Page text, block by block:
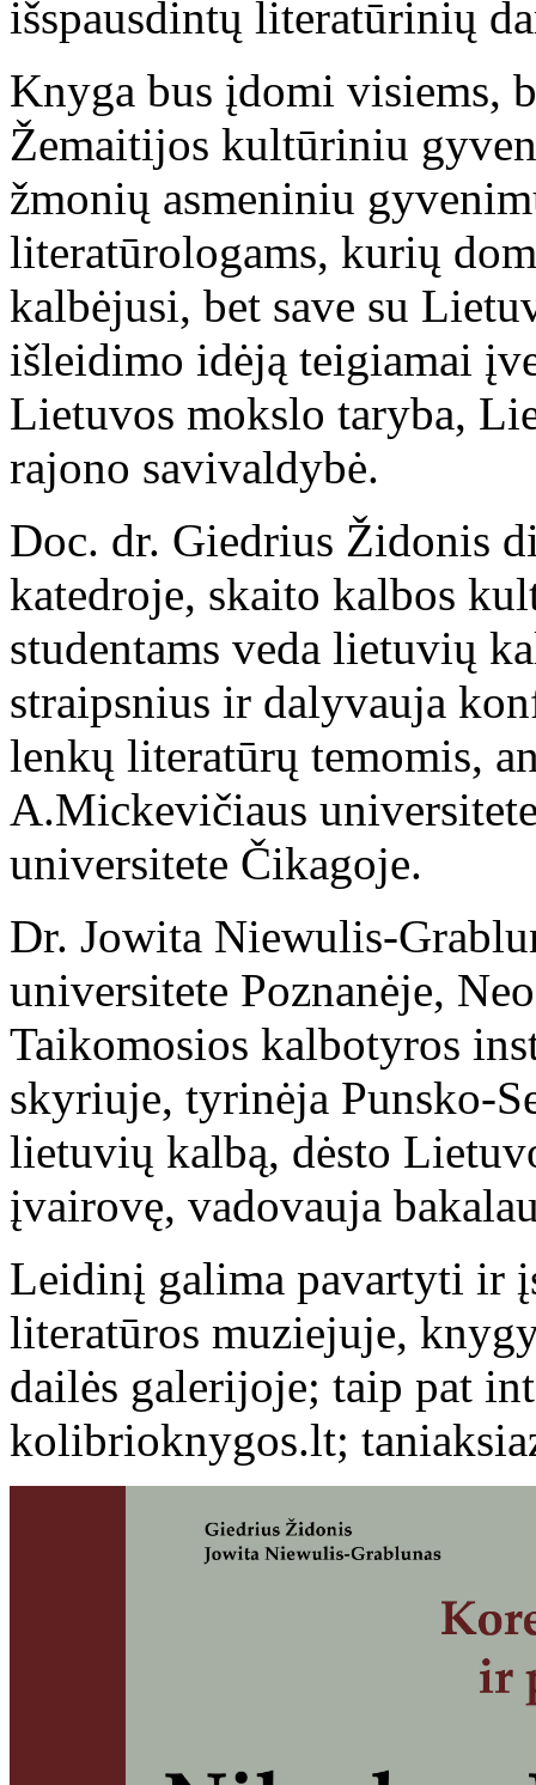
išspausdintų literatūrinių
Knyga bus įdomi visiems,
Žemaitijos kultūriniu
žmonių asmeniniu
literatūrologams, kurių
kalbėjusi, bet save su
išleidimo idėją teigiamai
Lietuvos mokslo taryba,
rajono savivaldybė.
Doc. dr. Giedrius Židonis
katedroje, skaito kalbos
studentams veda lietuvių
straipsnius ir dalyvauja
lenkų literatūrų temomis,
A.Mickevičiaus
universitete Čikagoje.
Dr. Jowita Niewulis-
universitete Poznanėje,
Taikomosios kalbotyros
skyriuje, tyrinėja Punsko-
lietuvių kalbą, dėsto
įvairovę, vadovauja
Leidinį galima pavartyti ir
literatūros muziejuje,
dailės galerijoje; taip pat
kolibrioknygos.lt;